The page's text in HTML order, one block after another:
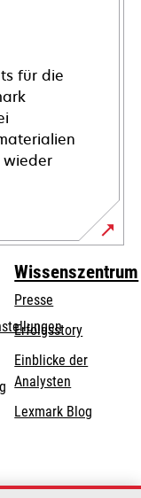
für die
wieder
Wissenszentrum
Presse
Erfolgsstory
Einblicke der
Analysten
Lexmark Blog